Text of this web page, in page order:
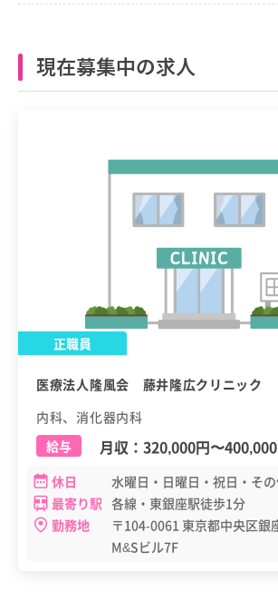
現在募集中の求人
正職員
医療法人隆風会 藤井隆広クリニック
内科、消化器内科
給与
月収： 320,000円〜
休日
水曜日・日曜日・祝日・そ
最寄り駅 各線・東銀座駅徒歩1分
勤務地
〒104-0061 東京都中央区銀
M&Sビル7F